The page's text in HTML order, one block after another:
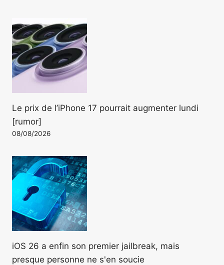
Le prix de l’iPhone 17 pourrait augmenter lundi
[rumor]
08/08/2026
iOS 26 a enfin son premier jailbreak, mais
presque personne ne s'en soucie